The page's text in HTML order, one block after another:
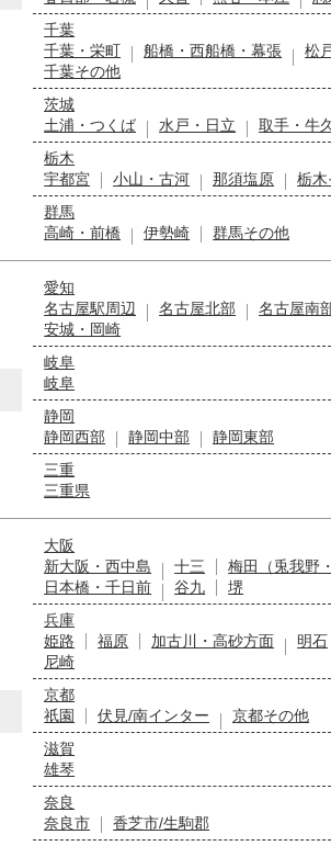
千葉
千葉・栄町
船橋・西船橋・幕張 松
千葉その他
茨城
土浦・つくば
水戸・日立
取手・牛
栃木
宇都宮
小山・古河 那須塩原
栃木
群馬
高崎・前橋
伊勢崎 群馬その他
愛知
名古屋駅周辺
名古屋北部 名古屋南
安城・岡崎
岐阜
岐阜
静岡
静岡西部
静岡中部
静岡東部
三重
三重県
大阪
新大阪・西中島
十三 梅田（兎我野
日本橋・千日前
谷九
堺
兵庫
姫路
福原 加古川・高砂方面 明石
尼崎
京都
祇園
伏見/南インター
京都その他
滋賀
雄琴
奈良
奈良市
香芝市/生駒郡